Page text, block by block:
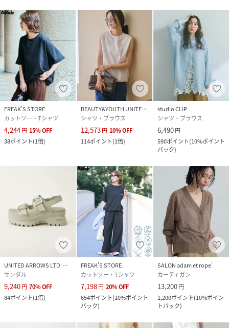
FREAK’S STORE
カットソー・Tシャツ
4,244円 15%OFF
38ポイント(1倍)
BEAUTY&YOUTH UNITED ARROWS
シャツ・ブラウス
12,573円 10%OFF
114ポイント(1倍)
studio CLIP
シャツ・ブラウス
6,490円
590ポイント(10%ポイント
バック)
UNITED ARROWS LTD. OUTLET
サンダル
9,240円 70%OFF
84ポイント(1倍)
FREAK’S STORE
カットソー・Tシャツ
7,198円 20%OFF
654ポイント(10%ポイント
バック)
SALON adam et rope'
カーディガン
13,200円
1,200ポイント(10%ポイン
トバック)